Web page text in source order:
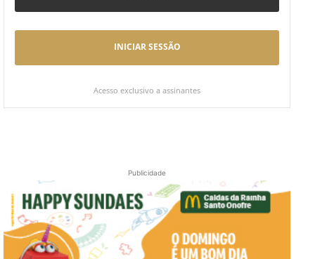
INICIAR SESSÃO
Acesso exclusivo a assinantes
Publicidade